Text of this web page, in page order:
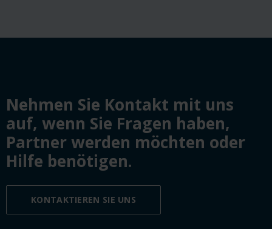
Nehmen Sie Kontakt mit uns
auf, wenn Sie Fragen haben,
Partner werden möchten oder
Hilfe benötigen.
KONTAKTIEREN SIE UNS